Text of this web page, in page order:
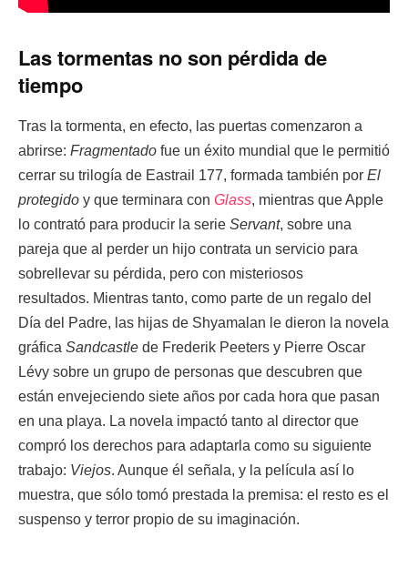
Las tormentas no son pérdida de
tiempo
Tras la tormenta, en efecto, las puertas comenzaron a
abrirse: Fragmentado fue un éxito mundial que le permitió
cerrar su trilogía de Eastrail 177, formada también por El
protegido y que terminara con Glass, mientras que Apple
lo contrató para producir la serie Servant, sobre una
pareja que al perder un hijo contrata un servicio para
sobrellevar su pérdida, pero con misteriosos
resultados. Mientras tanto, como parte de un regalo del
Día del Padre, las hijas de Shyamalan le dieron la novela
gráfica Sandcastle de Frederik Peeters y Pierre Oscar
Lévy sobre un grupo de personas que descubren que
están envejeciendo siete años por cada hora que pasan
en una playa. La novela impactó tanto al director que
compró los derechos para adaptarla como su siguiente
trabajo: Viejos. Aunque él señala, y la película así lo
muestra, que sólo tomó prestada la premisa: el resto es el
suspenso y terror propio de su imaginación.